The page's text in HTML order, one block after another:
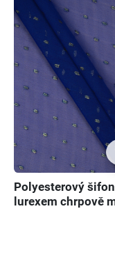
Polyesterový
lurexem chrpově